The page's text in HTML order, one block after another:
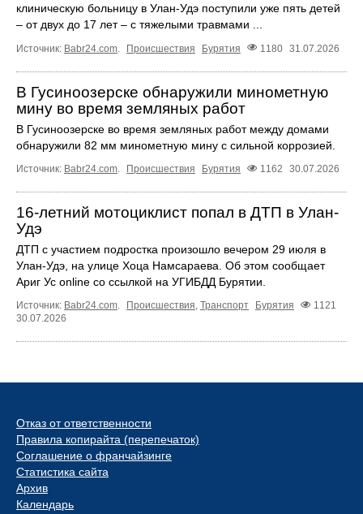
клиническую больницу в Улан-Удэ поступили уже пять детей
– от двух до 17 лет – с тяжелыми травмами ...
Источник: Babr24.com Происшествия Бурятия 1180 31.07.2026
В Гусиноозерске обнаружили минометную
мину во время земляных работ
В Гусиноозерске во время земляных работ между домами
обнаружили 82 мм минометную мину с сильной коррозией.
Источник: Babr24.com Происшествия Бурятия 1162 30.07.2026
16-летний мотоциклист попал в ДТП в Улан-
Удэ
ДТП с участием подростка произошло вечером 29 июля в
Улан-Удэ, на улице Хоца Намсараева. Об этом сообщает
Ариг Ус online со ссылкой на УГИБДД Бурятии.
Источник: Babr24.com Происшествия Транспорт Бурятия
1121
30.07.2026
Отказ от ответственности
Правила копирайта (перепечаток)
Соглашение о франчайзинге
Статистика сайта
Архив
Календарь